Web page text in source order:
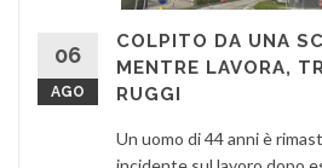
06
AGO
COLPITO DA UNA
MENTRE LAVORA,
RUGGI
Un uomo di 44 anni è